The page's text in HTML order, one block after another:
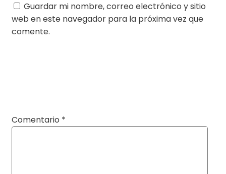
Guardar mi nombre, correo electrónico y sitio
web en este navegador para la próxima vez que
comente.
Comentario *